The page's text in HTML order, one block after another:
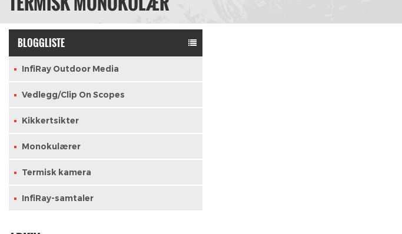
BLOGGLISTE
InfiRay Outdoor Media
Vedlegg/Clip On Scopes
Kikkertsikter
Monokulærer
Termisk kamera
InfiRay-samtaler